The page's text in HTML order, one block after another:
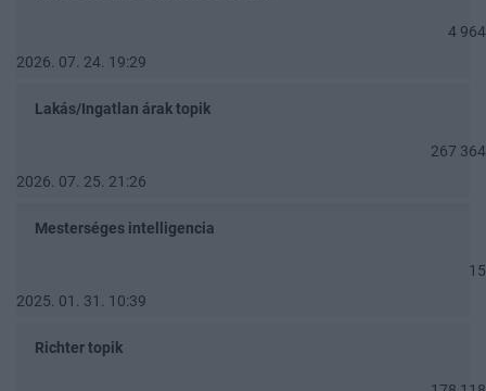
4 964
2026. 07. 24. 19:29
Lakás/Ingatlan árak topik
267 364
2026. 07. 25. 21:26
Mesterséges intelligencia
15
2025. 01. 31. 10:39
Richter topik